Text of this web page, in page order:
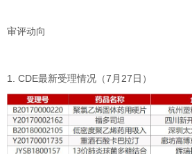
审评动向
1. CDE最新受理情况（7月27日）